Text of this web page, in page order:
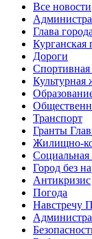
Все новости
Глава
Курганская
Дороги
Культурная
Транспорт
Гранты
Жилищно-
Социальная
Город без
Антикризис
Погода
Навстречу